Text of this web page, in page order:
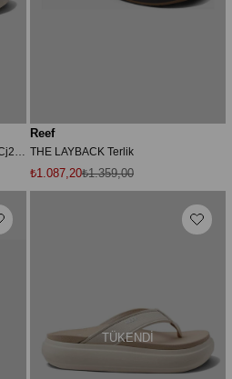
Reef
THE LAYBACK Terlik
₺1.087,20₺1.359,00
TÜKENDI